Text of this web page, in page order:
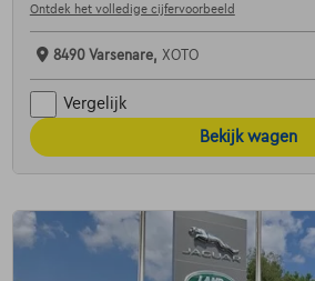
Ontdek het volledige cijfervoorbeeld
8490 Varsenare, XOTO
Vergelijk
Bekijk wagen